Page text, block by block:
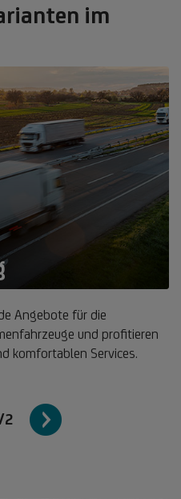
im
Angebote für die
und profitieren
komfortablen Services.
2